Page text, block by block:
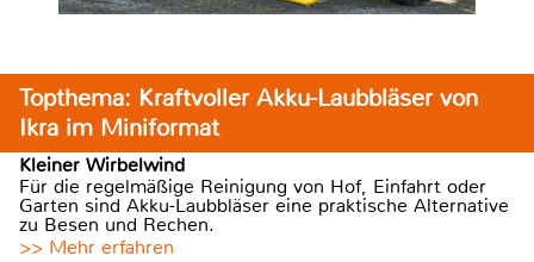
Topthema: Kraftvoller Akku-Laubbläser von
Ikra im Miniformat
Kleiner Wirbelwind
Für die regelmäßige Reinigung von Hof, Einfahrt oder
Garten sind Akku-Laubbläser eine praktische Alternative
zu Besen und Rechen.
>> Mehr erfahren